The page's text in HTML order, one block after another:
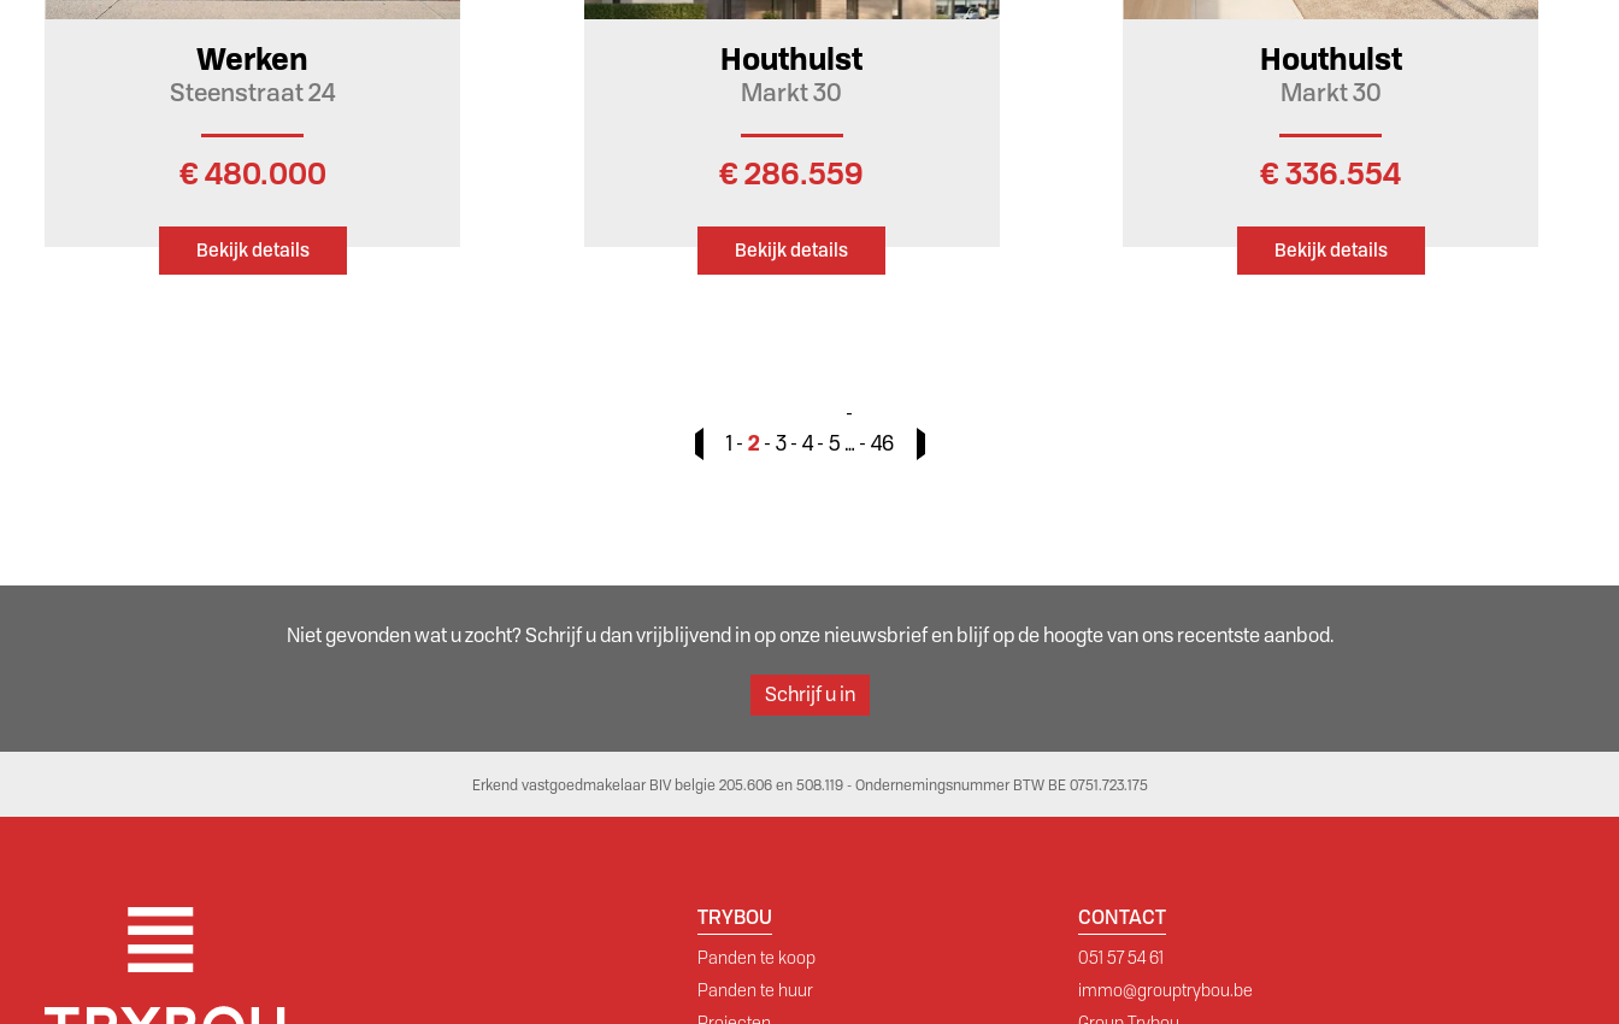
Werken
Steenstraat 24
€ 480.000
Bekijk details
112 m²
Houthulst
Markt 30
€ 286.559
Bekijk details
120 m²
Houthulst
Markt 30
€ 336.554
Bekijk details
1 2 3 4 5 … 46
Niet gevonden wat u zocht? Schrijf u dan vrijblijvend in op onze nieuwsbrief en blijf op de hoogte van ons recentste aanbod.
Schrijf u in
Erkend vastgoedmakelaar BIV belgie 205.606 en 508.119 - Ondernemingsnummer BTW BE 0751.723.175
TRYBOU
Panden te koop
Panden te huur
CONTACT
051 57 54 61
immo@grouptrybou.be